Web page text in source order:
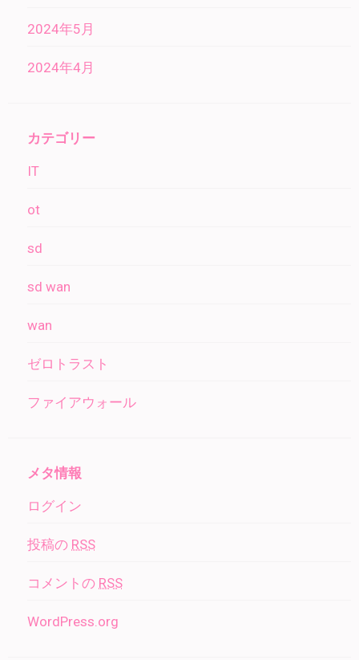
2024年5月
2024年4月
カテゴリー
IT
ot
sd
sd wan
wan
ゼロトラスト
ファイアウォール
メタ情報
ログイン
投稿の RSS
コメントの RSS
WordPress.org